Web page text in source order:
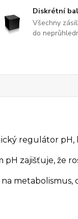
Diskrétní
Všechny
do
regulátor pH,
pH zajišťuje, že
metabolismus,